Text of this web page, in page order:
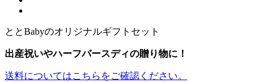
ととBabyのオリジナルギフトセット
出産祝いやハーフバースディの贈り物に！
送料についてはこちらをご確認ください。